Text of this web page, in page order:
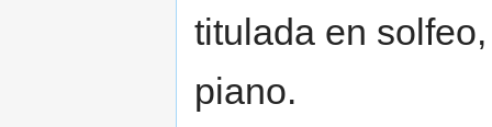
titulada en
piano.